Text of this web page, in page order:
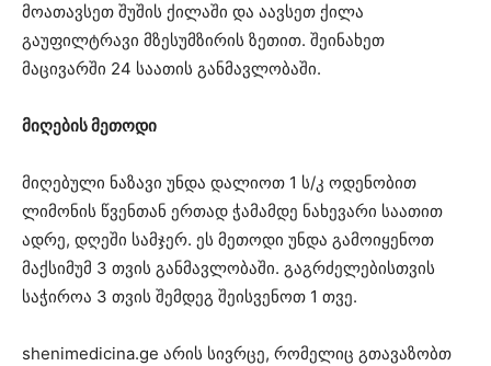
მოათავსეთ შუშის ქილაში და აავსეთ ქილა
გაუფილტრავი მზესუმზირის ზეთით. შეინახეთ
მაცივარში 24 საათის განმავლობაში.
მიღების მეთოდი
მიღებული ნაზავი უნდა დალიოთ 1 ს/კ ოდენობით
ლიმონის წვენთან ერთად ჭამამდე ნახევარი საათით
ადრე, დღეში სამჯერ. ეს მეთოდი უნდა გამოიყენოთ
მაქსიმუმ 3 თვის განმავლობაში. გაგრძელებისთვის
საჭიროა 3 თვის შემდეგ შეისვენოთ 1 თვე.
shenimedicina.ge არის სივრცე, რომელიც გთავაზობთ